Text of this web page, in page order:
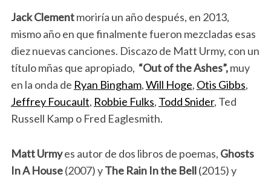
Jack Clementmoriría un año después, en 2013,
mismo año en que finalmente fueron mezcladas esas
diez nuevas canciones. Discazo de Matt Urmy, con un
título mñas que apropiado, “Out of the Ashes”,muy
en la onda de Ryan Bingham,Will Hoge, Otis Gibbs,
Jeffrey Foucault, Robbie Fulks, Todd Snider, Ted
Russell Kamp o Fred Eaglesmith.
Matt Urmyes autor de dos libros de poemas, Ghosts
In A House(2007) yThe Rain In the Bell(2015) y